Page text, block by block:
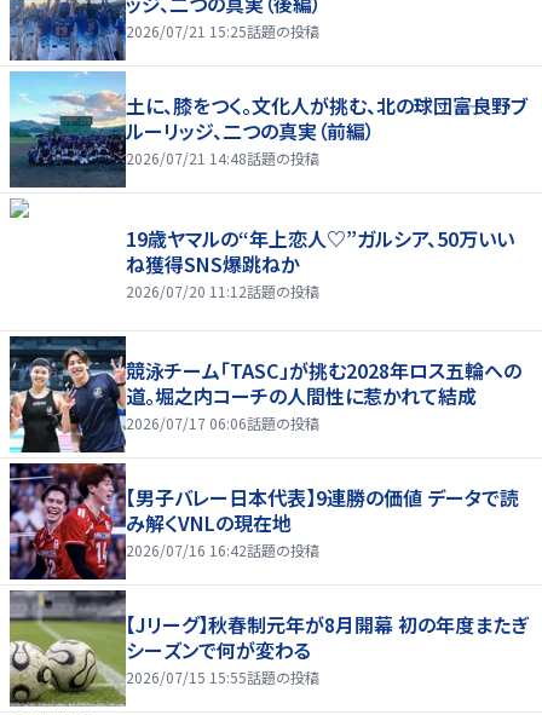
2026/07/21 15:25話題の投稿
土に、膝をつく。文化人が挑む、北の球団――富良野ブ
ルーリッジ、二つの真実（前編）
2026/07/21 14:48話題の投稿
19歳ヤマルの“年上恋人♡”ガルシア、50万いい
ね獲得SNS爆跳ねか
2026/07/20 11:12話題の投稿
競泳チーム「TASC」が挑む2028年ロス五輪への
道。堀之内コーチの人間性に惹かれて結成
2026/07/17 06:06話題の投稿
【男子バレー日本代表】9連勝の価値 データで読
み解くVNLの現在地
2026/07/16 16:42話題の投稿
【Jリーグ】秋春制元年が8月開幕 初の年度またぎ
シーズンで何が変わる
2026/07/15 15:55話題の投稿